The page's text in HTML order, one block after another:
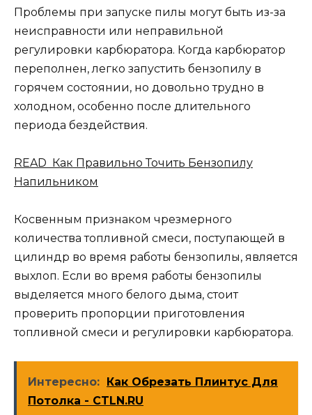
Проблемы при запуске пилы могут быть из-за
неисправности или неправильной
регулировки карбюратора. Когда карбюратор
переполнен, легко запустить бензопилу в
горячем состоянии, но довольно трудно в
холодном, особенно после длительного
периода бездействия.
READ Как Правильно Точить Бензопилу
Напильником
Косвенным признаком чрезмерного
количества топливной смеси, поступающей в
цилиндр во время работы бензопилы, является
выхлоп. Если во время работы бензопилы
выделяется много белого дыма, стоит
проверить пропорции приготовления
топливной смеси и регулировки карбюратора.
Интересно: Как Обрезать Плинтус Для
Потолка - CTLN.RU